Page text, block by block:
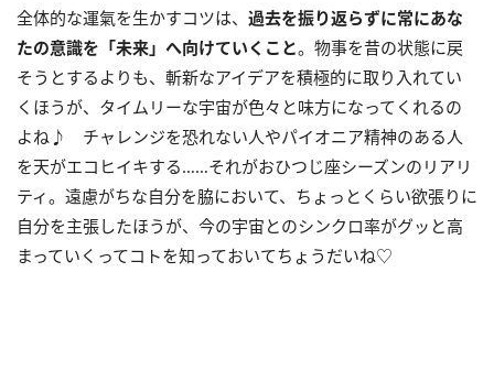
全体的な運氣を生かすコツは、 過去を振り返らずに常にあな
たの意識を「未来」へ向けていくこと。物事を昔の状態に戻
そうとするよりも、斬新なアイデアを積極的に取り入れてい
くほうが、タイムリーな宇宙が色々と味方になってくれるの
よね♪ チャレンジを恐れない人やパイオニア精神のある人
を天がエコヒイキする……それがおひつじ座シーズンのリアリ
ティ。遠慮がちな自分を脇において、ちょっとくらい欲張りに
自分を主張したほうが、今の宇宙とのシンクロ率がグッと高
まっていくってコトを知っておいてちょうだいね♡